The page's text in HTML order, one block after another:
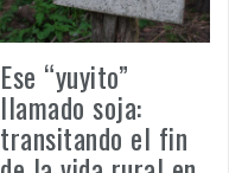
Ese “yuyito”
llamado soja:
transitando el fin